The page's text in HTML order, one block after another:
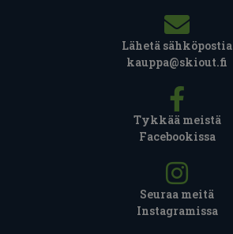
Lähetä sähköpostia
kauppa@skiout.fi
Tykkää meistä
Facebookissa
Seuraa meitä
Instagramissa